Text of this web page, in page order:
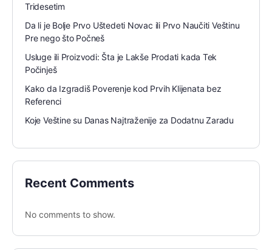
Tridesetim
Da li je Bolje Prvo Uštedeti Novac ili Prvo Naučiti Veštinu
Pre nego što Počneš
Usluge ili Proizvodi: Šta je Lakše Prodati kada Tek
Počinješ
Kako da Izgradiš Poverenje kod Prvih Klijenata bez
Referenci
Koje Veštine su Danas Najtraženije za Dodatnu Zaradu
Recent Comments
No comments to show.